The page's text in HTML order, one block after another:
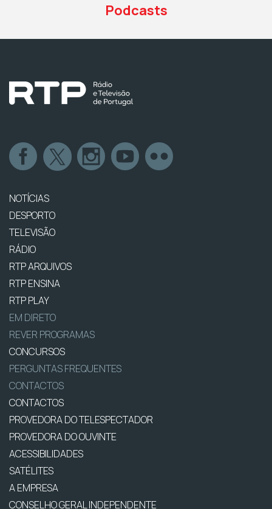
Podcasts
NOTÍCIAS
DESPORTO
TELEVISÃO
RÁDIO
RTP ARQUIVOS
RTP ENSINA
RTP PLAY
EM DIRETO
REVER PROGRAMAS
CONCURSOS
PERGUNTAS FREQUENTES
CONTACTOS
CONTACTOS
PROVEDORA DO TELESPECTADOR
PROVEDORA DO OUVINTE
ACESSIBILIDADES
SATÉLITES
A EMPRESA
CONSELHO GERAL INDEPENDENTE